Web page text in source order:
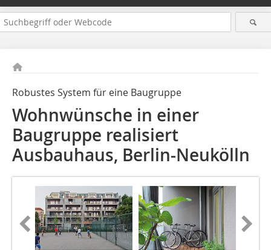
Robustes System für eine Baugruppe
Wohnwünsche in einer
Baugruppe realisiert
Ausbauhaus, Berlin-Neukölln